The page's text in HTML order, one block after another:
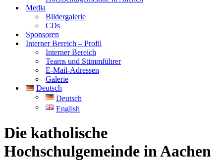
Media
Bildergalerie
CDs
Sponsoren
Interner Bereich – Profil
Interner Bereich
Teams und Stimmführer
E-Mail-Adressen
Galerie
Deutsch
Deutsch
English
Die katholische
Hochschulgemeinde in Aachen